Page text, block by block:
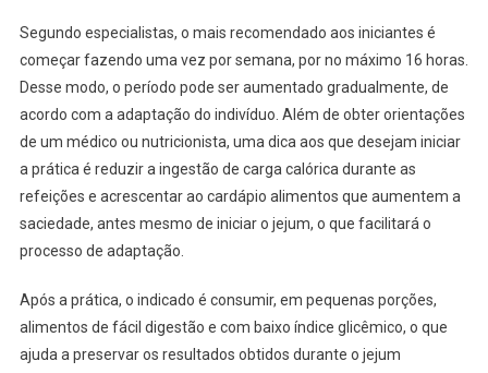
Segundo especialistas, o mais recomendado aos iniciantes é
começar fazendo uma vez por semana, por no máximo 16 horas.
Desse modo, o período pode ser aumentado gradualmente, de
acordo com a adaptação do indivíduo. Além de obter orientações
de um médico ou nutricionista, uma dica aos que desejam iniciar
a prática é reduzir a ingestão de carga calórica durante as
refeições e acrescentar ao cardápio alimentos que aumentem a
saciedade, antes mesmo de iniciar o jejum, o que facilitará o
processo de adaptação.
Após a prática, o indicado é consumir, em pequenas porções,
alimentos de fácil digestão e com baixo índice glicêmico, o que
ajuda a preservar os resultados obtidos durante o jejum